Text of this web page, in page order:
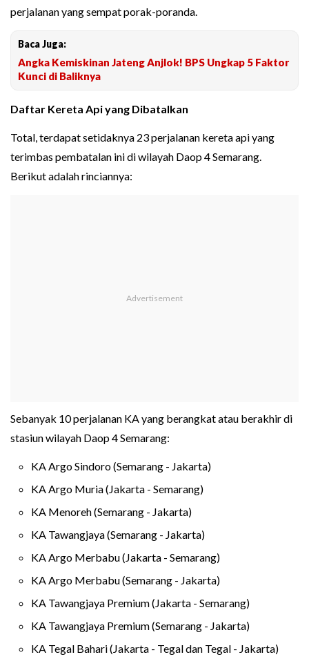
perjalanan yang sempat porak-poranda.
Baca Juga:
Angka Kemiskinan Jateng Anjlok! BPS Ungkap 5 Faktor
Kunci di Baliknya
Daftar Kereta Api yang Dibatalkan
Total, terdapat setidaknya 23 perjalanan kereta api yang
terimbas pembatalan ini di wilayah Daop 4 Semarang.
Berikut adalah rinciannya:
Sebanyak 10 perjalanan KA yang berangkat atau berakhir di
stasiun wilayah Daop 4 Semarang:
KA Argo Sindoro (Semarang - Jakarta)
KA Argo Muria (Jakarta - Semarang)
KA Menoreh (Semarang - Jakarta)
KA Tawangjaya (Semarang - Jakarta)
KA Argo Merbabu (Jakarta - Semarang)
KA Argo Merbabu (Semarang - Jakarta)
KA Tawangjaya Premium (Jakarta - Semarang)
KA Tawangjaya Premium (Semarang - Jakarta)
KA Tegal Bahari (Jakarta - Tegal dan Tegal - Jakarta)